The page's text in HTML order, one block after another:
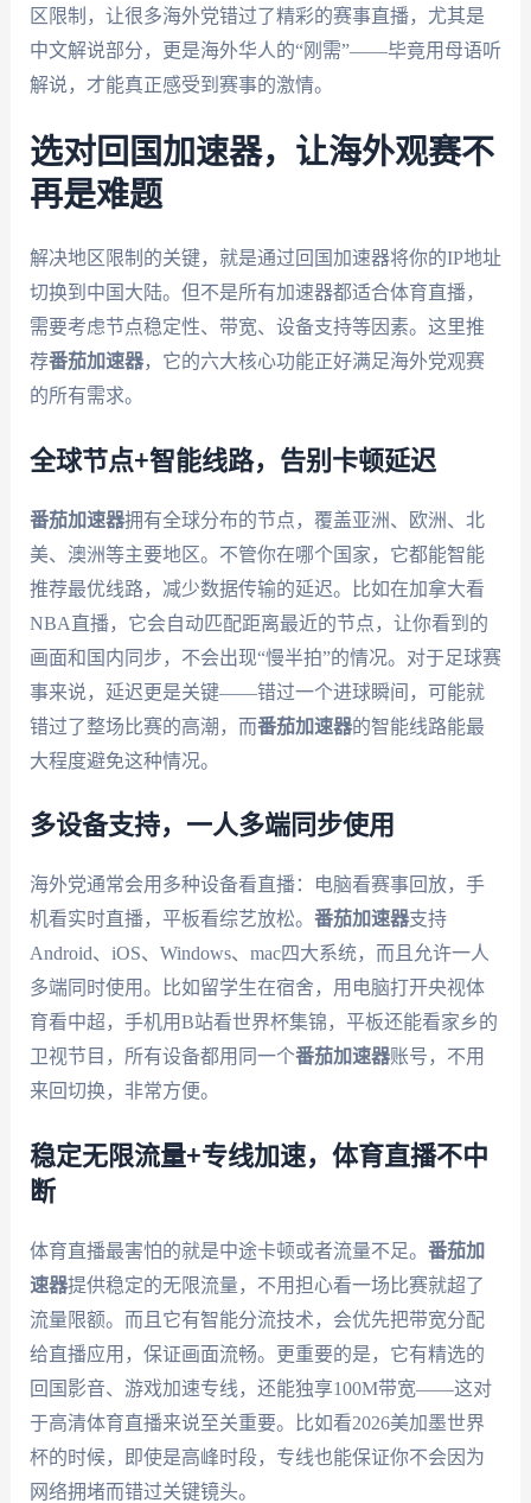
区限制，让很多海外党错过了精彩的赛事直播，尤其是
中文解说部分，更是海外华人的“刚需”——毕竟用母语听
解说，才能真正感受到赛事的激情。
选对回国加速器，让海外观赛不
再是难题
解决地区限制的关键，就是通过回国加速器将你的IP地址
切换到中国大陆。但不是所有加速器都适合体育直播，
需要考虑节点稳定性、带宽、设备支持等因素。这里推
荐番茄加速器，它的六大核心功能正好满足海外党观赛
的所有需求。
全球节点+智能线路，告别卡顿延迟
番茄加速器拥有全球分布的节点，覆盖亚洲、欧洲、北
美、澳洲等主要地区。不管你在哪个国家，它都能智能
推荐最优线路，减少数据传输的延迟。比如在加拿大看
NBA直播，它会自动匹配距离最近的节点，让你看到的
画面和国内同步，不会出现“慢半拍”的情况。对于足球赛
事来说，延迟更是关键——错过一个进球瞬间，可能就
错过了整场比赛的高潮，而番茄加速器的智能线路能最
大程度避免这种情况。
多设备支持，一人多端同步使用
海外党通常会用多种设备看直播：电脑看赛事回放，手
机看实时直播，平板看综艺放松。 番茄加速器支持
Android、iOS、Windows、mac四大系统，而且允许一人
多端同时使用。比如留学生在宿舍，用电脑打开央视体
育看中超，手机用B站看世界杯集锦，平板还能看家乡的
卫视节目，所有设备都用同一个番茄加速器账号，不用
来回切换，非常方便。
稳定无限流量+专线加速，体育直播不中
断
体育直播最害怕的就是中途卡顿或者流量不足。 番茄加
速器提供稳定的无限流量，不用担心看一场比赛就超了
流量限额。而且它有智能分流技术，会优先把带宽分配
给直播应用，保证画面流畅。更重要的是，它有精选的
回国影音、游戏加速专线，还能独享100M带宽——这对
于高清体育直播来说至关重要。比如看2026美加墨世界
杯的时候，即使是高峰时段，专线也能保证你不会因为
网络拥堵而错过关键镜头。